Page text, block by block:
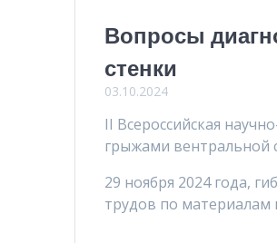
Вопросы
стенки
03.10.2024
II Всероссийская
грыжами вентральной
29 ноября 2024 года,
трудов по материалам